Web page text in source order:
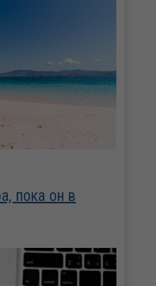
пока он в